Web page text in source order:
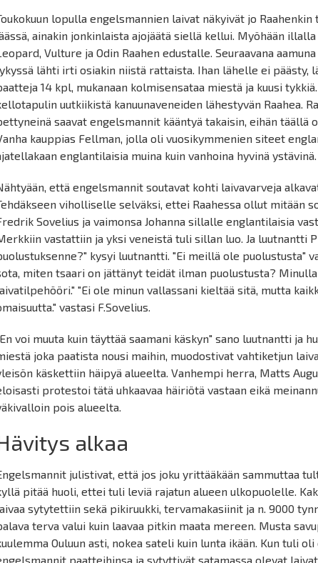
lopulla engelsmannien laivat näkyivät jo
ainakin jonkinlaista ajojäätä siellä kellui. Myöhään
Vulture ja Odin Raahen edustalle. Seuraavana
lähti irti osiakin niistä rattaista. Ihan lähelle ei päästy,
14 kpl, mukanaan kolmisensataa miestä ja kuusi
uutkiikistä kanuunaveneiden lähestyvän Raahea.
saavat engelsmannit kääntyä takaisin, eihän täällä
kauppias Fellman, jolla oli vuosikymmenien siteet
englantilaisia muina kuin vanhoina hyvinä ystävinä.
että engelsmannit soutavat kohti laivavarveja
viholliselle selväksi, ettei Raahessa ollut mitään
Sovelius ja vaimonsa Johanna sillalle englantilaisia
vastattiin ja yksi veneistä tuli sillan luo. Ja luutnantti
kysyi luutnantti. "Ei meillä ole puolustusta"
miten tsaari on jättänyt teidät ilman puolustusta?
"Ei ole minun vallassani kieltää sitä, mutta
vastasi F.Sovelius.
voi muuta kuin täyttää saamani käskyn" sano luutnantti ja
joka paatista nousi maihin, muodostivat vahtiketjun
käskettiin häipyä alueelta. Vanhempi herra, Matts
protestoi tätä uhkaavaa häiriötä vastaan eikä
pois alueelta.
alkaa
julistivat, että jos joku yrittääkään sammuttaa
pitää huoli, ettei tuli leviä rajatun alueen ulkopuolelle.
sytytettiin sekä pikiruukki, tervamakasiinit ja n. 9000
terva valui kuin laavaa pitkin maata mereen. Musta
Ouluun asti, nokea sateli kuin lunta ikään. Kun tuli
paatteihinsa ja sytyttivät satamassa olevat